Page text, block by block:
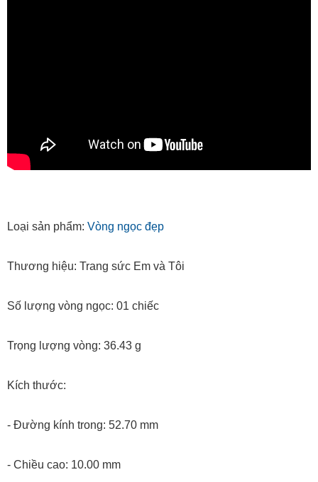
Loại sản phẩm: Vòng ngọc đẹp
Thương hiệu: Trang sức Em và Tôi
Số lượng vòng ngọc: 01 chiếc
Trọng lượng vòng: 36.43 g
Kích thước:
- Đường kính trong: 52.70 mm
- Chiều cao: 10.00 mm